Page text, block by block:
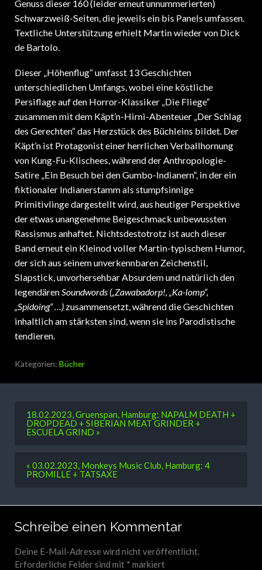
Genuss dieser 160 (leider erneut unnummerierten)
Schwarzweiß-Seiten, die jeweils ein bis Panels umfassen.
Textliche Unterstützung erhielt Martin wieder von Dick
de Bartolo.
Dieser „Höhenflug“ umfasst 13 Geschichten
unterschiedlichen Umfangs, wobei eine köstliche
Persiflage auf den Horror-Klassiker „Die Fliege“
zusammen mit dem Käpt’n-Hirni-Abenteuer „Der Schlag
des Gerechten“ das Herzstück des Büchleins bildet. Der
Käpt’n ist Protagonist einer herrlichen Verballhornung
von Kung-Fu-Klischees, während der Anthropologie-
Satire „Ein Besuch bei den Gumbo-Indianern“, in der ein
fiktionaler Indianerstamm als stumpfsinnige
Primitivlinge dargestellt wird, aus heutiger Perspektive
der etwas unangenehme Beigeschmack unbewussten
Rassismus anhaftet. Nichtsdestotrotz ist auch dieser
Band erneut ein Kleinod voller Martin-typischem Humor,
der sich aus seinem unverkennbaren Zeichenstil,
Slapstick, unvorhersehbar Absurdem und natürlich den
legendären Soundwords („Zawabadorp!, „Ka-lomp“,
„Spidoing“ …)zusammensetzt, während die Geschichten
inhaltlich am stärksten sind, wenn sie ins Parodistische
tendieren.
Kategorien: Bücher
18.02.2023, Gruenspan, Hamburg: NAPALM DEATH +
DROPDEAD + SIBERIAN MEAT GRINDER +
ESCUELA GRIND »
« 03.02.2023, Monkeys Music Club, Hamburg: 4
PROMILLE + TATSAXE
Schreibe einen Kommentar
Deine E-Mail-Adresse wird nicht veröffentlicht.
Erforderliche Felder sind mit * markiert